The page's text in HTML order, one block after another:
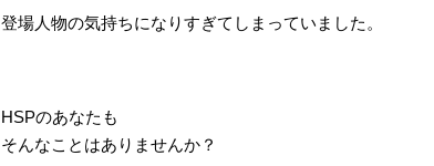
登場人物の気持ちになりすぎてしまっていました。
HSPのあなたも
そんなことはありませんか？